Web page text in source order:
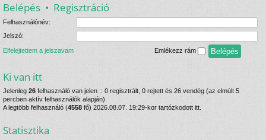
Belépés • Regisztráció
Felhasználónév:
Jelszó:
Elfelejtettem a jelszavam Emlékezz rám
Ki van itt
Jelenleg 26 felhasználó van jelen :: 0 regisztrált, 0 rejtett és 26 vendég (az elmúlt 5
percben aktív felhasználók alapján)
A legtöbb felhasználó (4558 fő) 2026.08.07. 19:29-kor tartózkodott itt.
Statisztika